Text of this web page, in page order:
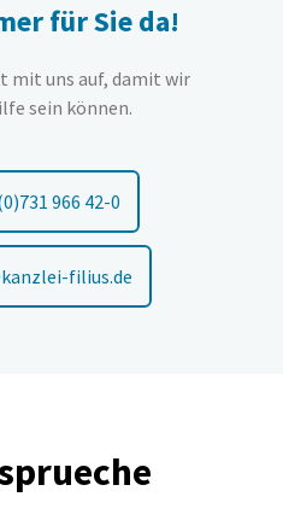
für Sie da!
mit uns auf, damit wir
sein können.
966 42-0
filius.de